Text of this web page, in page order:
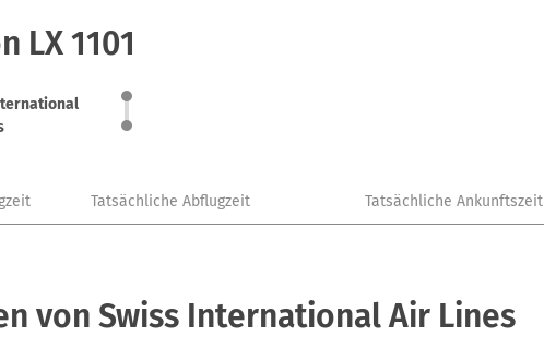
LX 1101
Tatsächliche Abflugzeit Tatsächliche Ankunftszeit
von Swiss International Air Lines